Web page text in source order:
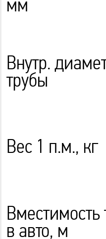
мм
Внутр.
трубы
Вес 1 п.м., кг
Вместимость
в авто, м